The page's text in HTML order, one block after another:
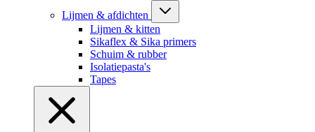
Lijmen & afdichten
Lijmen & kitten
Sikaflex & Sika primers
Schuim & rubber
Isolatiepasta's
Tapes